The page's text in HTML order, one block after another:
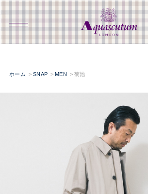
ホーム SNAP MEN 菊池